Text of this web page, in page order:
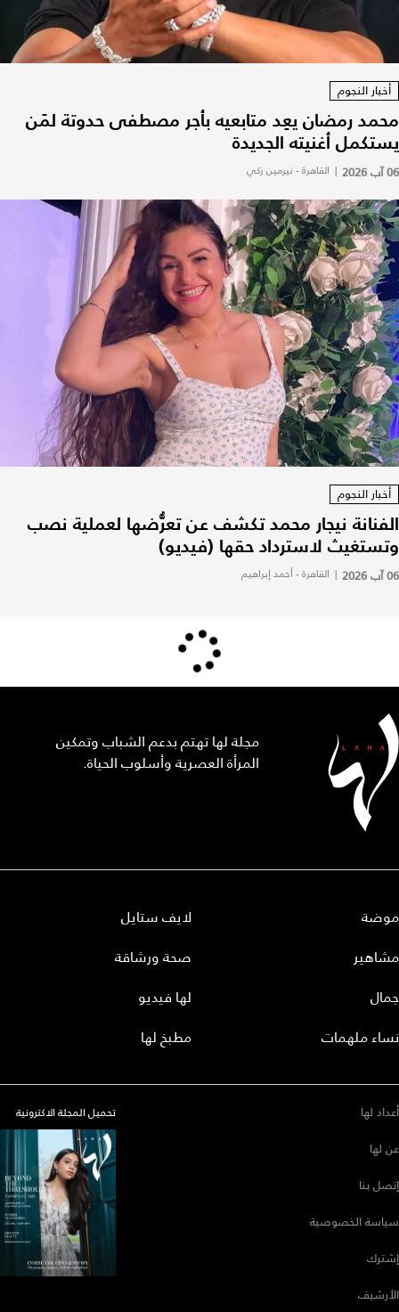
أخبار النجوم
محمد رمضان يعِد متابعيه بأجر مصطفى حدوتة لمَن
يستكمل أغنيته الجديدة
06 آب 2026 | القاهرة - نيرمين زكي
أخبار النجوم
الفنانة نيجار محمد تكشف عن تعرُّضها لعملية نصب
وتستغيث لاسترداد حقها (فيديو)
06 آب 2026 | القاهرة - أحمد إبراهيم
مجلة لها تهتم بدعم الشباب وتمكين
المرأة العصرية وأسلوب الحياة.
موضة
مشاهير
جمال
نساء ملهمات
لايف ستايل
صحة ورشاقة
لها فيديو
مطبخ لها
أعداد لها
عن لها
إتصل بنا
سياسة الخصوصية
إشترك
الأرشيف
تحميل المجلة الاكترونية